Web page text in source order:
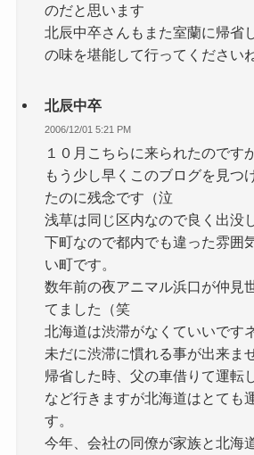
のだと思います
北辰中卒さんもまた室蘭に帰省
の味を堪能して行ってください
北辰中卒
2006/12/01 5:21 PM
１０月こちらに来られたのです
もう少し早くこのブログを見つ
たのに残念です（泣
浅草は同じ区内なので良く出没
下町なので都内でも違った雰囲
い町です。
数年前の夜アニマル浜口が仲見
てました（笑
北海道は渋滞がなくていいです
未だに渋滞に慣れる事が出来ま
帰省した時、父の車借りて運転
など行きますが北海道はとても
す。
今年、会社の同僚が家族と北海